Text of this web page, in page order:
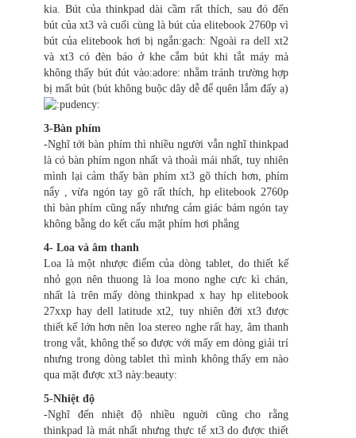
kia. Bút của thinkpad dài cầm rất thích, sau đó đến
bút của xt3 và cuối cùng là bút của elitebook 2760p vì
bút của elitebook hơi bị ngắn:gach: Ngoài ra dell xt2
và xt3 có đèn báo ở khe cắm bút khi tắt máy mà
không thấy bút đút vào:adore: nhằm tránh trường hợp
bị mất bút (bút không buộc dây dễ để quên lắm đấy ạ)
udency:
3-Bàn phím
-Nghĩ tới bàn phím thì nhiều người vẫn nghĩ thinkpad
là có bàn phím ngon nhất và thoải mái nhất, tuy nhiên
mình lại cảm thấy bàn phím xt3 gõ thích hơn, phím
nẩy , vừa ngón tay gõ rất thích, hp elitebook 2760p
thì bàn phím cũng nẩy nhưng cảm giác bám ngón tay
không bằng do kết cấu mặt phím hơi phẳng
4- Loa và âm thanh
Loa là một nhược điểm của dòng tablet, do thiết kế
nhỏ gọn nên thuong là loa mono nghe cực kì chán,
nhất là trên mấy dòng thinkpad x hay hp elitebook
27xxp hay dell latitude xt2, tuy nhiên đời xt3 được
thiết kế lớn hơn nên loa stereo nghe rất hay, âm thanh
trong vắt, không thể so được với mấy em dòng giải trí
nhưng trong dòng tablet thì mình không thấy em nào
qua mặt được xt3 này:beauty:
5-Nhiệt độ
-Nghĩ đến nhiệt độ nhiều nguời cũng cho rằng
thinkpad là mát nhất nhưng thực tế xt3 do được thiết